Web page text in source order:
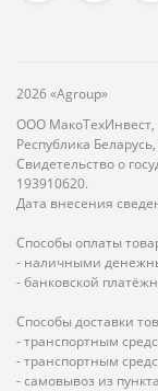
2026 «Agroup»
ООО МакоТехИнвест,
Республика
Свидетельство о
193910620.
Дата внесения
Способы оплаты
- наличными
- банковской
Способы доставки
- транспортным
- транспортным
- самовывоз из